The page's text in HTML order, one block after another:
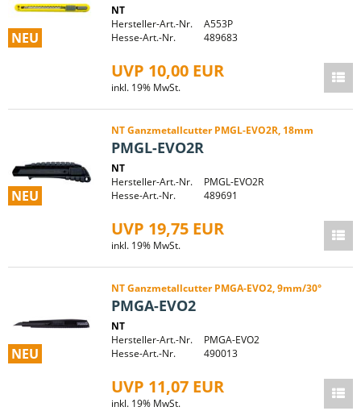
NEU
NT
Hersteller-Art.-Nr.
A553P
Hesse-Art.-Nr.
489683
UVP 10,00 EUR
inkl. 19% MwSt.
NEU
NT Ganzmetallcutter PMGL-EVO2R, 18mm
PMGL-EVO2R
NT
Hersteller-Art.-Nr.
PMGL-EVO2R
Hesse-Art.-Nr.
489691
UVP 19,75 EUR
inkl. 19% MwSt.
NEU
NT Ganzmetallcutter PMGA-EVO2, 9mm/30°
PMGA-EVO2
NT
Hersteller-Art.-Nr.
PMGA-EVO2
Hesse-Art.-Nr.
490013
UVP 11,07 EUR
inkl. 19% MwSt.